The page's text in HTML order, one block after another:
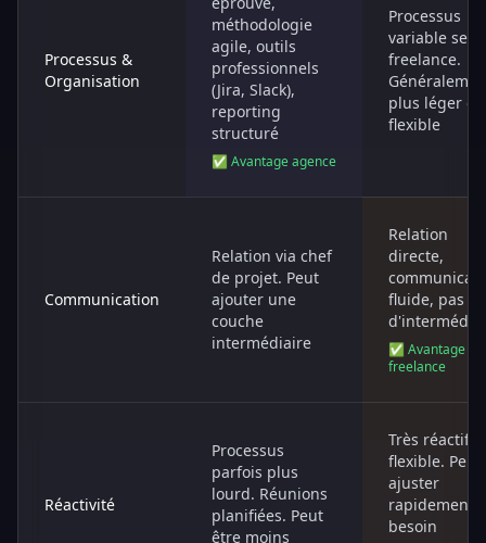
Processus &
Organisation
méthodologie
agile, outils
professionnels
(Jira, Slack),
reporting
structuré
✅ Avantage agence
Processus
variable
freelance.
plus léger et
flexible
Communication
Relation via chef
de projet. Peut
ajouter une
couche
intermédiaire
Relation
directe,
fluide, pas
✅ Avantage
freelance
Réactivité
Processus
parfois plus
lourd. Réunions
planifiées. Peut
être moins
Très réactif
flexible. Peut
ajuster
rapidement
besoin